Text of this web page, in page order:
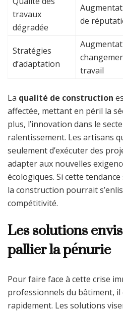
travaux
dégradée
de
Stratégies
d’adaptation
travail
La qualité de construction
affectée, mettant en péril la
plus, l’innovation dans le
ralentissement. Les artisans
seulement d’exécuter des
adapter aux nouvelles
écologiques. Si cette
la construction pourrait
compétitivité.
Les solutions
pallier la pénurie
Pour faire face à cette crise
professionnels du bâtiment, il
rapidement. Les solutions